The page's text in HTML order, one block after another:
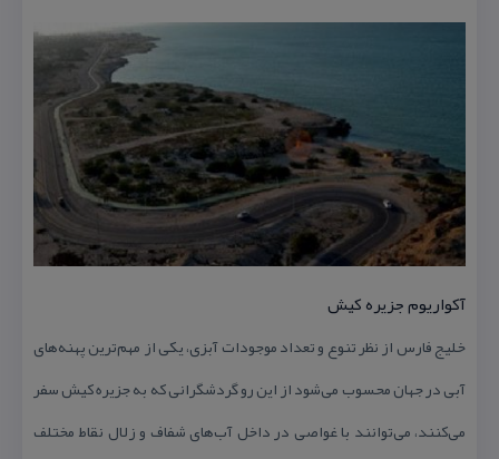
آكواریوم جزیره كیش
خلیج فارس از نظر تنوع و تعداد موجودات آبزی، یكی از مهم‌ترین پهنه‌های
آبی در جهان محسوب می‌شود از این رو گردشگرانی كه به جزیره كیش سفر
می‌كنند، می‌توانند با غواصی در داخل آب‌های شفاف و زلال نقاط مختلف